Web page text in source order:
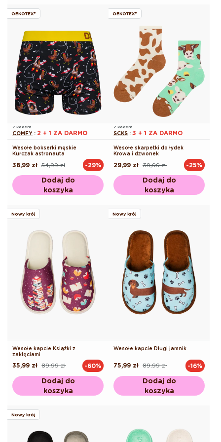
OEKOTEX®
Z kodem
COMFY : 2 + 1 ZA DARMO
Wesołe bokserki męskie
Kurczak astronauta
Cena
54,99 zł
Cena
38,99 zł -29%
Dodaj do
koszyka
OEKOTEX®
Z kodem
SCKS : 3 + 1 ZA DARMO
Wesołe skarpetki do łydek
Krowa i dzwonek
Cena
39,99 zł
Cena
29,99 zł -25%
Dodaj do
koszyka
Nowy krój
Wesołe kapcie Książki z
zaklęciami
Cena
89,99 zł
Cena
35,99 zł -60%
Dodaj do
koszyka
Nowy krój
Wesołe kapcie Długi jamnik
Cena
89,99 zł
Cena
75,99 zł -16%
Dodaj do
koszyka
Nowy krój